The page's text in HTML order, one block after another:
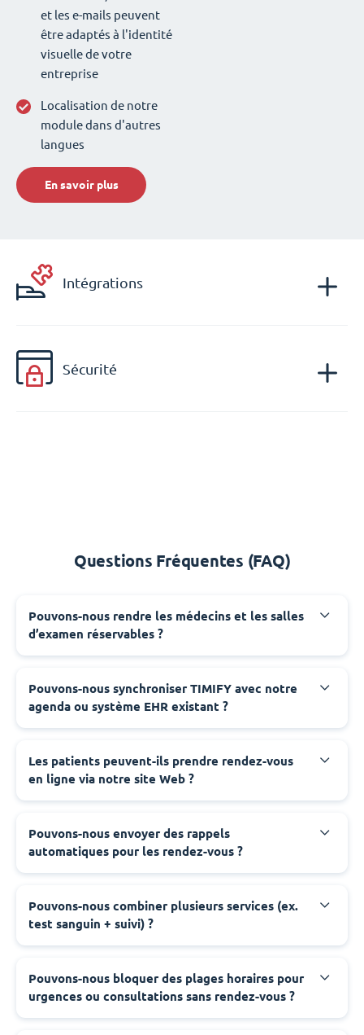
et les e-mails peuvent
être adaptés à l'identité
visuelle de votre
entreprise
Localisation de notre
module dans d'autres
langues
En savoir plus
Intégrations
Sécurité
Questions Fréquentes (FAQ)
Pouvons-nous rendre les médecins et les salles
d’examen réservables ?
Pouvons-nous synchroniser TIMIFY avec notre
agenda ou système EHR existant ?
Les patients peuvent-ils prendre rendez-vous
en ligne via notre site Web ?
Pouvons-nous envoyer des rappels
automatiques pour les rendez-vous ?
Pouvons-nous combiner plusieurs services (ex.
test sanguin + suivi) ?
Pouvons-nous bloquer des plages horaires pour
urgences ou consultations sans rendez-vous ?